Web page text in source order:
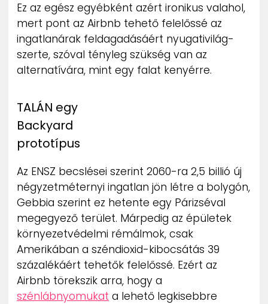
Ez az egész egyébként azért ironikus valahol,
mert pont az Airbnb tehető felelőssé az
ingatlanárak feldagadásáért nyugativilág-
szerte, szóval tényleg szükség van az
alternatívára, mint egy falat kenyérre.
TALÁN egy
Backyard
prototípus
Az ENSZ becslései szerint 2060-ra 2,5 billió új
négyzetméternyi ingatlan jön létre a bolygón,
Gebbia szerint ez hetente egy Párizséval
megegyező terület. Márpedig az épületek
környezetvédelmi rémálmok, csak
Amerikában a széndioxid-kibocsátás 39
százalékáért tehetők felelőssé. Ezért az
Airbnb törekszik arra, hogy a
szénlábnyomukat a lehető legkisebbre